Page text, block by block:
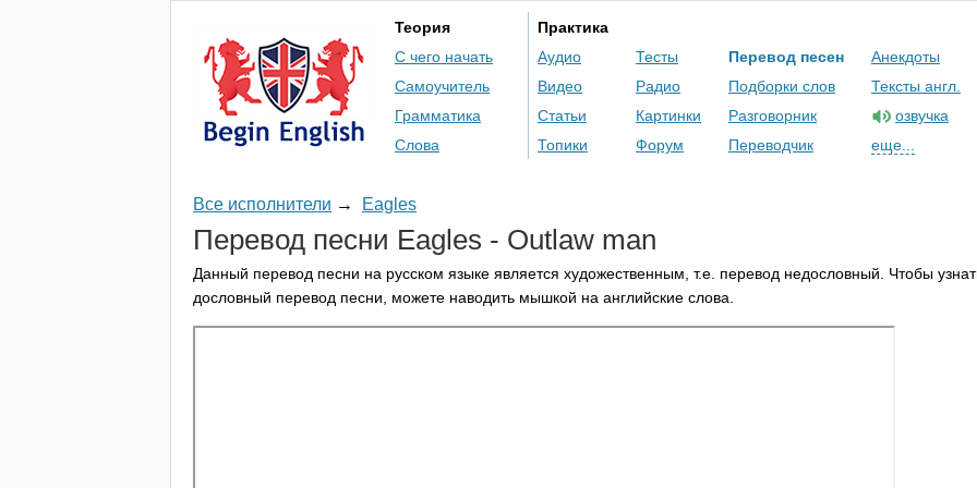
Теория
С чего начать
Самоучитель
Грамматика
Слова
Практика
Аудио
Видео
Статьи
Топики
Тесты
Радио
Картинки
Форум
Перевод песен
Подборки слов
Разговорник
Переводчик
Анекдоты
Тексты англ.
озвучка
еще...
Все исполнители → Eagles
Перевод песни Eagles - Outlaw man
Данный перевод песни на русском языке является художественным, т.е. перевод недословный. Чтобы
дословный перевод песни, можете наводить мышкой на английские слова.